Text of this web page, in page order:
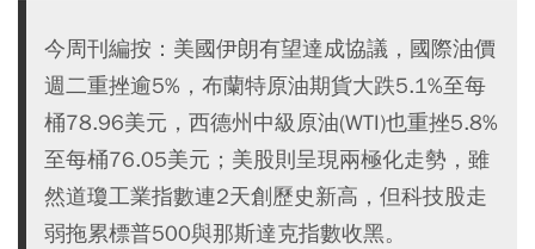
今周刊編按：美國伊朗有望達成協議，國際油價
週二重挫逾5%，布蘭特原油期貨大跌5.1%至每
桶78.96美元，西德州中級原油(WTI)也重挫5.8%
至每桶76.05美元；美股則呈現兩極化走勢，雖
然道瓊工業指數連2天創歷史新高，但科技股走
弱拖累標普500與那斯達克指數收黑。